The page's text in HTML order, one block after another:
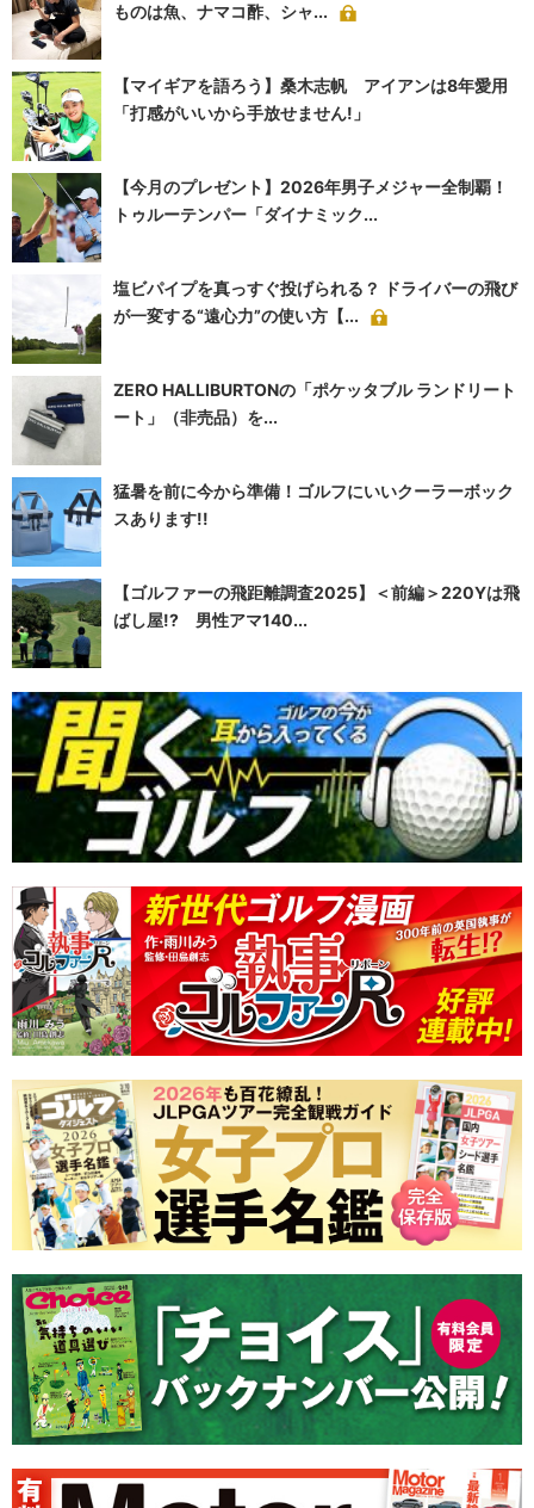
ものは魚、ナマコ酢、シャ...
【マイギアを語ろう】桑木志帆 アイアンは8年愛用
「打感がいいから手放せません!」
【今月のプレゼント】2026年男子メジャー全制覇！
トゥルーテンパー「ダイナミック...
塩ビパイプを真っすぐ投げられる？ ドライバーの飛び
が一変する“遠心力”の使い方【...
ZERO HALLIBURTONの「ポケッタブル ランドリート
ート」（非売品）を...
猛暑を前に今から準備！ゴルフにいいクーラーボック
スあります!!
【ゴルファーの飛距離調査2025】＜前編＞220Yは飛
ばし屋!? 男性アマ140...